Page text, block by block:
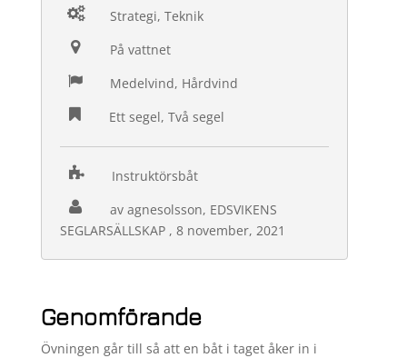
Strategi, Teknik
På vattnet
Medelvind, Hårdvind
Ett segel, Två segel
Instruktörsbåt
av agnesolsson, EDSVIKENS
SEGLARSÄLLSKAP , 8 november, 2021
Genomförande
Övningen går till så att en båt i taget åker in i